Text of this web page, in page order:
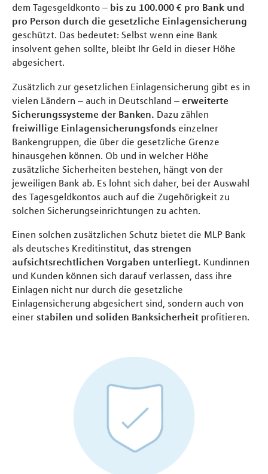
dem Tagesgeldkonto – bis zu 100.000 € pro Bank und
pro Person durch die gesetzliche Einlagensicherung
geschützt. Das bedeutet: Selbst wenn eine Bank
insolvent gehen sollte, bleibt Ihr Geld in dieser Höhe
abgesichert.
Zusätzlich zur gesetzlichen Einlagensicherung gibt es in
vielen Ländern – auch in Deutschland – erweiterte
Sicherungssysteme der Banken. Dazu zählen
freiwillige Einlagensicherungsfonds einzelner
Bankengruppen, die über die gesetzliche Grenze
hinausgehen können. Ob und in welcher Höhe
zusätzliche Sicherheiten bestehen, hängt von der
jeweiligen Bank ab. Es lohnt sich daher, bei der Auswahl
des Tagesgeldkontos auch auf die Zugehörigkeit zu
solchen Sicherungseinrichtungen zu achten.
Einen solchen zusätzlichen Schutz bietet die MLP Bank
als deutsches Kreditinstitut, das strengen
aufsichtsrechtlichen Vorgaben unterliegt. Kundinnen
und Kunden können sich darauf verlassen, dass ihre
Einlagen nicht nur durch die gesetzliche
Einlagensicherung abgesichert sind, sondern auch von
einer stabilen und soliden Banksicherheit profitieren.